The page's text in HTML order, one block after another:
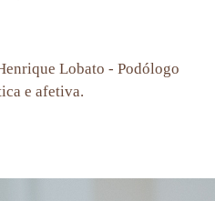
Lobato - Podólogo
e afetiva.